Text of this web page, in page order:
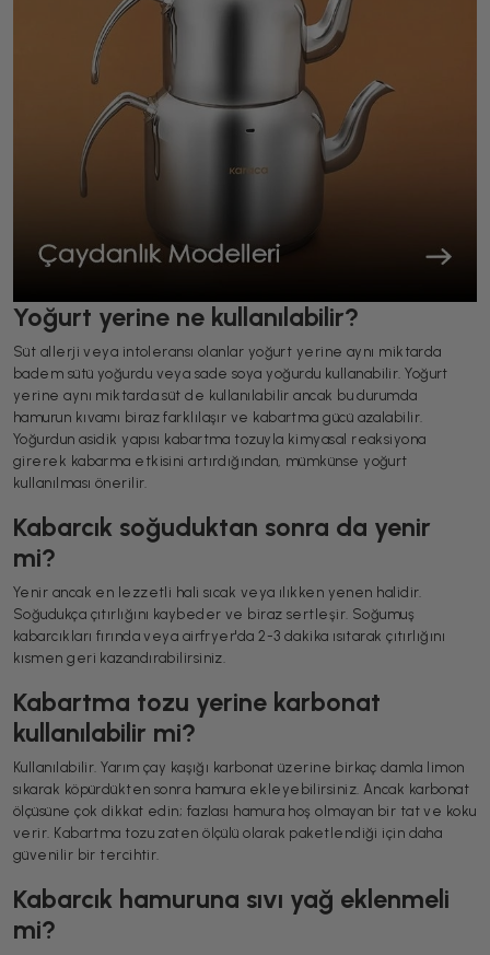
Yoğurt yerine ne kullanılabilir?
Süt allerji veya intoleransı olanlar yoğurt yerine aynı miktarda
badem sütü yoğurdu veya sade soya yoğurdu kullanabilir. Yoğurt
yerine aynı miktarda süt de kullanılabilir ancak bu durumda
hamurun kıvamı biraz farklılaşır ve kabartma gücü azalabilir.
Yoğurdun asidik yapısı kabartma tozuyla kimyasal reaksiyona
girerek kabarma etkisini artırdığından, mümkünse yoğurt
kullanılması önerilir.
Kabarcık soğuduktan sonra da yenir
mi?
Yenir ancak en lezzetli hali sıcak veya ılıkken yenen halidir.
Soğudukça çıtırlığını kaybeder ve biraz sertleşir. Soğumuş
kabarcıkları fırında veya airfryer'da 2-3 dakika ısıtarak çıtırlığını
kısmen geri kazandırabilirsiniz.
Kabartma tozu yerine karbonat
kullanılabilir mi?
Kullanılabilir. Yarım çay kaşığı karbonat üzerine birkaç damla limon
sıkarak köpürdükten sonra hamura ekleyebilirsiniz. Ancak karbonat
ölçüsüne çok dikkat edin; fazlası hamura hoş olmayan bir tat ve koku
verir. Kabartma tozu zaten ölçülü olarak paketlendiği için daha
güvenilir bir tercihtir.
Kabarcık hamuruna sıvı yağ eklenmeli
mi?